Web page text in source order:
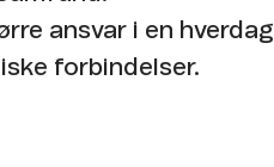
ansvar i en hverdag
forbindelser.